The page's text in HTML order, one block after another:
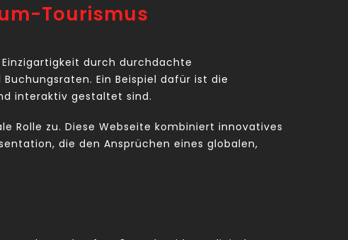
Tourismus
durch durchdachte
Ein Beispiel dafür ist die
interaktiv gestaltet sind.
Rolle zu. Diese Webseite kombiniert innovatives
die den Ansprüchen eines globalen,